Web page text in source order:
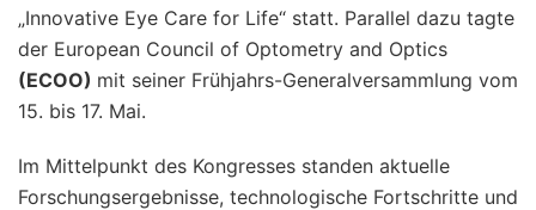
„Innovative Eye Care for Life“ statt. Parallel dazu tagte
der European Council of Optometry and Optics
(ECOO) mit seiner Frühjahrs-Generalversammlung vom
15. bis 17. Mai.
Im Mittelpunkt des Kongresses standen aktuelle
Forschungsergebnisse, technologische Fortschritte und